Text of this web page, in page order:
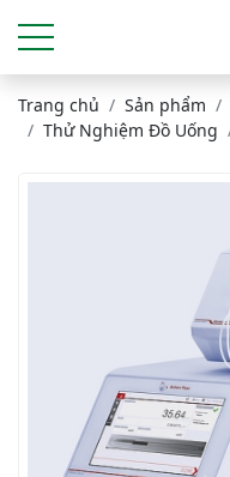
Trang chủ Sản phẩm
Thử Nghiệm Đồ Uống